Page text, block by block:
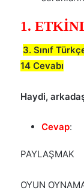
1.
3. Sınıf
14 Cevabı
Haydi,
Cevap:
PAYLAŞMAK
OYUN